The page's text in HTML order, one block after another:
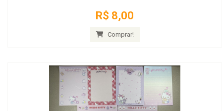
R$ 8,00
Comprar!